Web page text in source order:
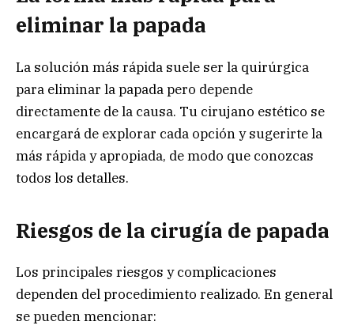
eliminar la papada
La solución más rápida suele ser la quirúrgica
para eliminar la papada pero depende
directamente de la causa. Tu cirujano estético se
encargará de explorar cada opción y sugerirte la
más rápida y apropiada, de modo que conozcas
todos los detalles.
Riesgos de la cirugía de papada
Los principales riesgos y complicaciones
dependen del procedimiento realizado. En general
se pueden mencionar: